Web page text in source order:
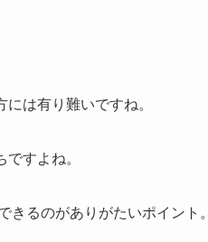
は有り難いですね。
すよね。
きるのがありがたいポイント。